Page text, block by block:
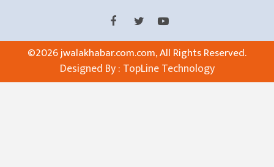
©2026 jwalakhabar.com.com, All Rights Reserved.
Designed By : TopLine Technology